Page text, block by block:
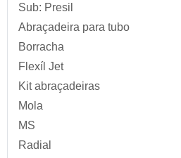
Sub: Presil
Abraçadeira para tubo
Borracha
Flexíl Jet
Kit abraçadeiras
Mola
MS
Radial